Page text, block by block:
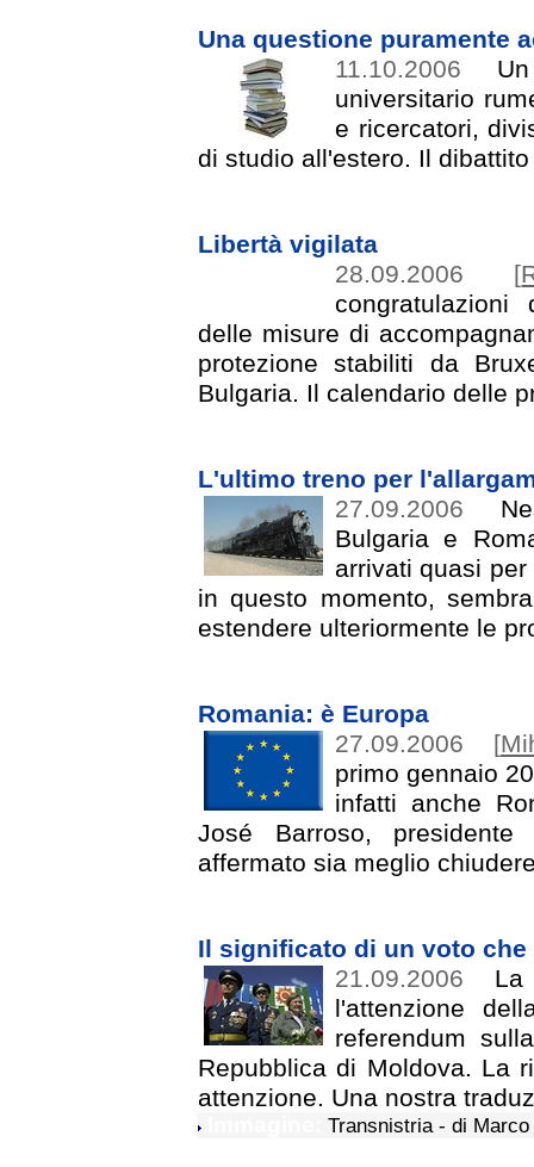
Una questione puramente
11.10.2006
universitario
e ricercatori,
di studio all'estero. Il
Libertà vigilata
28.09.2006
[
congratulazioni
delle misure di
protezione stabiliti da
Bulgaria. Il calendario delle
L'ultimo treno per
27.09.2006
Bulgaria e
arrivati quasi
in questo momento,
estendere ulteriormente le
Romania: è Europa
27.09.2006
[
primo gennaio
infatti anche
José Barroso,
affermato sia meglio
Il significato di un voto che
21.09.2006
La
l'attenzione
referendum
Repubblica di Moldova. La
attenzione. Una nostra
Immagine:Transnistria - di Marco